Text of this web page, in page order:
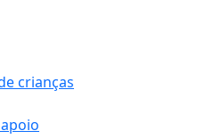
crianças